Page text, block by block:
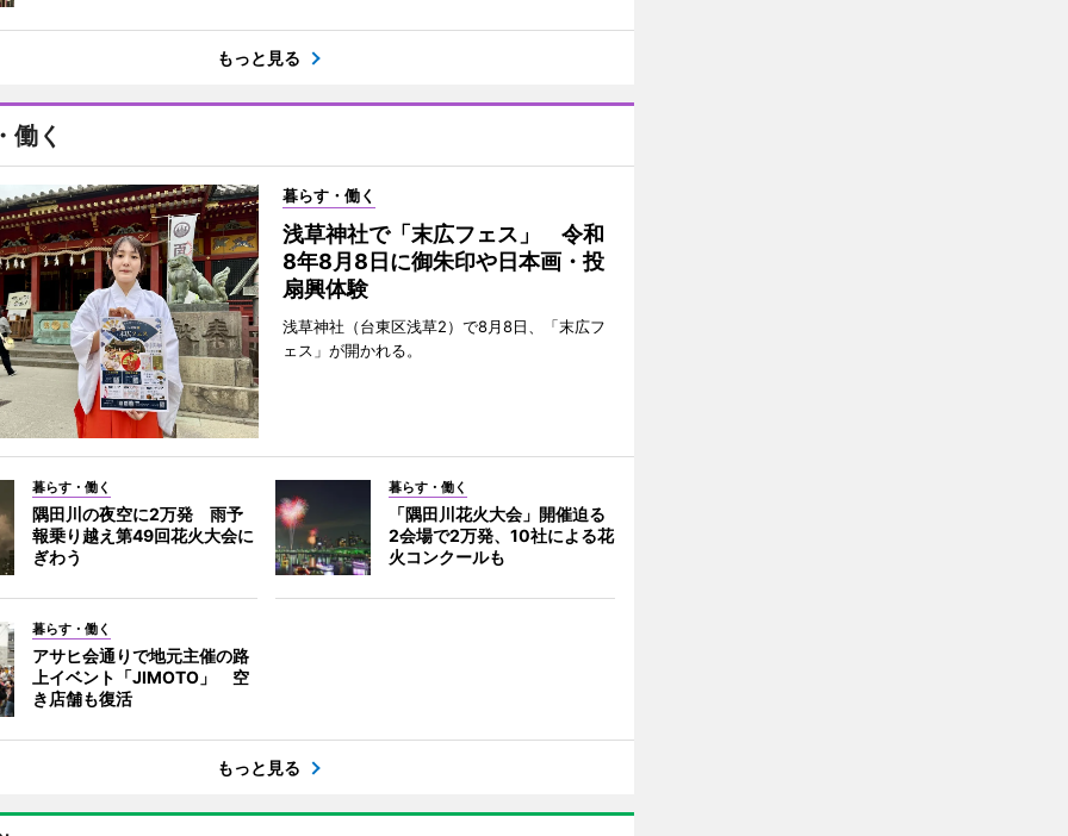
もっと見る
働く
暮らす・働く
浅草神社で「末広フェス」 令和
8年8月8日に御朱印や日本画・投
扇興体験
浅草神社（台東区浅草2）で8月8日、「末広フ
ェス」が開かれる。
暮らす・働く
隅田川の夜空に2万発 雨予
報乗り越え第49回花火大会に
ぎわう
暮らす・働く
「隅田川花火大会」開催迫る
2会場で2万発、10社による花
火コンクールも
暮らす・働く
アサヒ会通りで地元主催の路
上イベント「JIMOTO」 空
き店舗も復活
もっと見る